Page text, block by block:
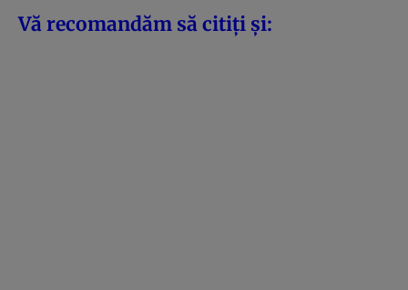
Vă recomandăm să citiți și: